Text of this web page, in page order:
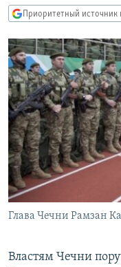
главной
навигации
Вернутся
поиску
IDEL.РЕАЛИИ
КАВКАЗ.РЕАЛИИ
СЕВЕР.РЕАЛИИ
СИБИРЬ.РЕАЛИИ
РАСПИСАНИЕ
ПОДПИШИТЕСЬ НА
СОЦИАЛЬНЫЕ СЕТИ
Приоритетный источник
Глава Чечни Рамзан
Властям Чечни